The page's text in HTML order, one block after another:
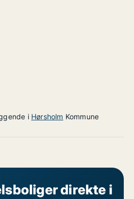
i Hørsholm Kommune
direkte i